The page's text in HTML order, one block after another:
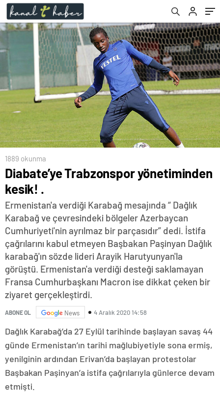
1889 okunma
Diabate’ye Trabzonspor yönetiminden
kesik! .
Ermenistan'a verdiği Karabağ mesajında “ Dağlık
Karabağ ve çevresindeki bölgeler Azerbaycan
Cumhuriyeti'nin ayrılmaz bir parçasıdır” dedi. İstifa
çağrılarını kabul etmeyen Başbakan Paşinyan Dağlık
karabağ'ın sözde lideri Arayik Harutyunyan'la
görüştü. Ermenistan'a verdiği desteği saklamayan
Fransa Cumhurbaşkanı Macron ise dikkat çeken bir
ziyaret gerçekleştirdi.
ABONE OL News 4 Aralık 2020 14:58
Dağlık Karabağ’da 27 Eylül tarihinde başlayan savaş 44
günde Ermenistan’ın tarihi mağlubiyetiyle sona ermiş,
yenilginin ardından Erivan’da başlayan protestolar
Başbakan Paşinyan’a istifa çağrılarıyla günlerce devam
etmişti.